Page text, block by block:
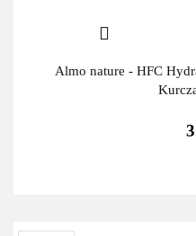
Almo nature - HFC